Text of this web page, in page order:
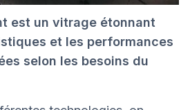
est un vitrage étonnant
et les performances
selon les besoins du